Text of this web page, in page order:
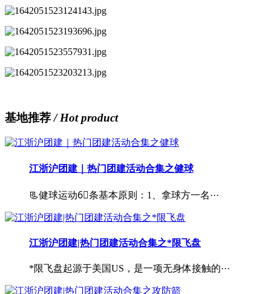
基地推荐 / Hot product
江浙沪团建｜热门团建活动合集之健球
📃健球运动6⃣️条基本原则：1、拿球方一名···
江浙沪团建|热门团建活动合集之*限飞盘
*限飞盘起源于美国US，是一项无身体接触的···